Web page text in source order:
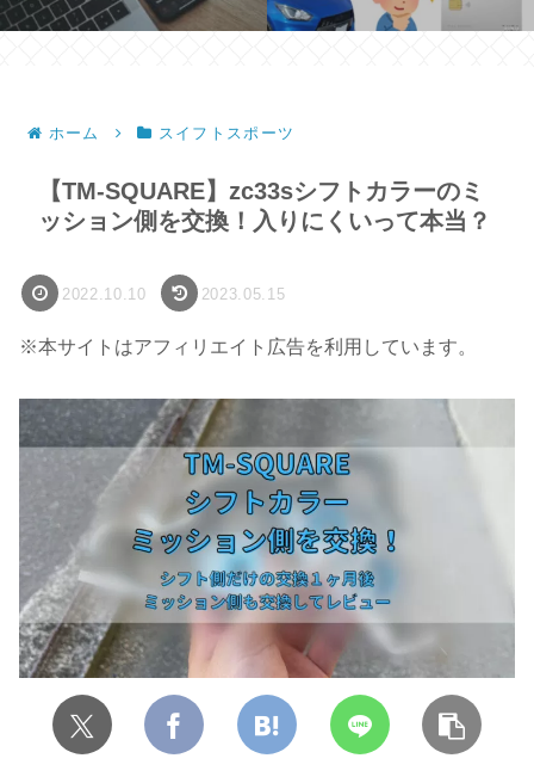
ホーム スイフトスポーツ
【TM-SQUARE】zc33sシフトカラーのミ
ッション側を交換！入りにくいって本当？
2022.10.10 2023.05.15
※本サイトはアフィリエイト広告を利用しています。